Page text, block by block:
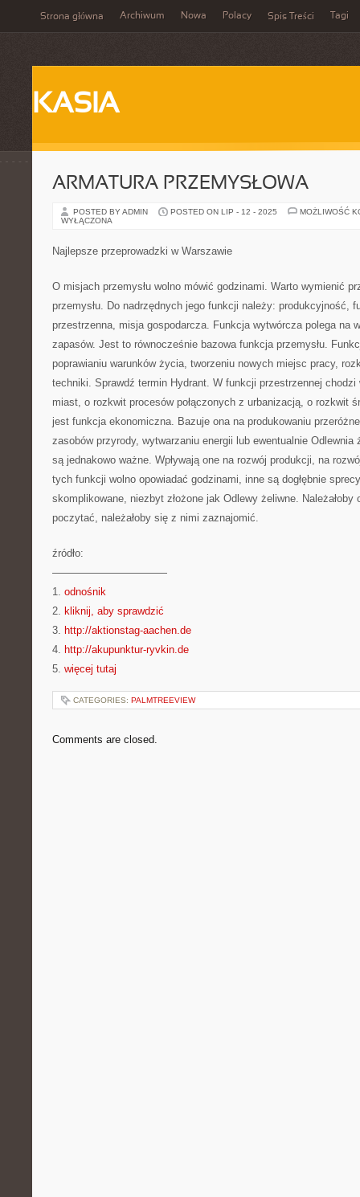
Strona główna Archiwum Nowa Polacy Spis Treści Tagi
KASIA
ARMATURA PRZEMYSŁOWA
POSTED BY ADMIN POSTED ON LIP - 12 - 2025
MOŻLIWOŚĆ
WYŁĄCZONA
Najlepsze przeprowadzki w Warszawie
O misjach przemysłu wolno mówić godzinami. Warto wymienić
przemysłu. Do nadrzędnych jego funkcji należy: produkcyjność,
przestrzenna, misja gospodarcza. Funkcja wytwórcza polega na
zapasów. Jest to równocześnie bazowa funkcja przemysłu.
poprawianiu warunków życia, tworzeniu nowych miejsc pracy,
techniki. Sprawdź termin Hydrant. W funkcji przestrzennej chodzi
miast, o rozkwit procesów połączonych z urbanizacją, o rozkwit
jest funkcja ekonomiczna. Bazuje ona na produkowaniu
zasobów przyrody, wytwarzaniu energii lub ewentualnie
są jednakowo ważne. Wpływają one na rozwój produkcji, na
tych funkcji wolno opowiadać godzinami, inne są dogłębnie
skomplikowane, niezbyt złożone jak Odlewy żeliwne. Należałoby
poczytać, należałoby się z nimi zaznajomić.
źródło:
———————————
1. odnośnik
2. kliknij, aby sprawdzić
3. http://aktionstag-aachen.de
4. http://akupunktur-ryvkin.de
5. więcej tutaj
CATEGORIES: PALMTREEVIEW
Comments are closed.